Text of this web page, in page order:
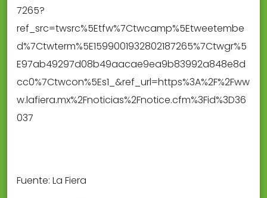
7265?
ref_src=twsrc%5Etfw%7Ctwcamp%5Etweetembe
d%7Ctwterm%5E1599001932802187265%7Ctwgr%5
E97ab49297d08b49aacae9ea9b83992a848e8d
cc0%7Ctwcon%5Es1_&ref_url=https%3A%2F%2Fww
w.lafiera.mx%2Fnoticias%2Fnotice.cfm%3Fid%3D36
037
Fuente: La Fiera